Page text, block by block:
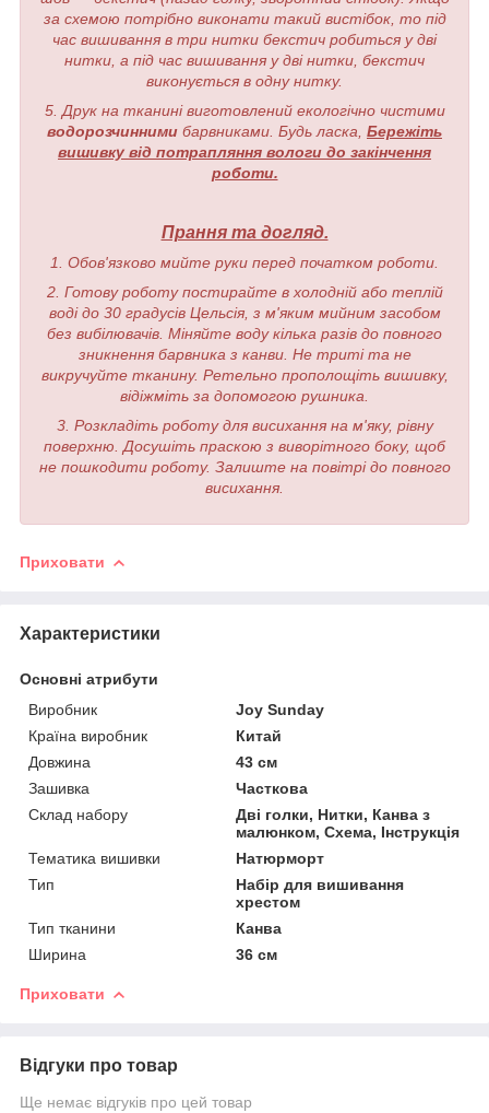
за схемою потрібно виконати такий вистібок, то під
час вишивання в три нитки бекстич робиться у дві
нитки, а під час вишивання у дві нитки, бекстич
виконується в одну нитку.
5. Друк на тканині виготовлений екологічно чистими
водорозчинними барвниками. Будь ласка, Бережіть
вишивку від потрапляння вологи до закінчення
роботи.
Прання та догляд.
1. Обов'язково мийте руки перед початком роботи.
2. Готову роботу постирайте в холодній або теплій
воді до 30 градусів Цельсія, з м'яким мийним засобом
без вибілювачів. Міняйте воду кілька разів до повного
зникнення барвника з канви. Не триті та не
викручуйте тканину. Ретельно прополощіть вишивку,
відіжміть за допомогою рушника.
3. Розкладіть роботу для висихання на м'яку, рівну
поверхню. Досушіть праскою з виворітного боку, щоб
не пошкодити роботу. Залиште на повітрі до повного
висихання.
Приховати
Характеристики
Основні атрибути
Виробник
Joy Sunday
Країна виробник
Китай
Довжина
43 см
Зашивка
Часткова
Склад набору
Дві голки, Нитки, Канва з
малюнком, Схема, Інструкція
Тематика вишивки
Натюрморт
Тип
Набір для вишивання
хрестом
Тип тканини
Канва
Ширина
36 см
Приховати
Відгуки про товар
Ще немає відгуків про цей товар